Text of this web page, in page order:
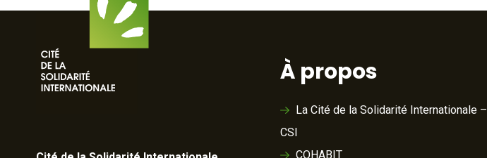
À propos
La Cité de la Solidarité Internationale –
CSI
COHABIT